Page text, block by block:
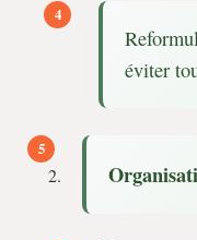
éviter